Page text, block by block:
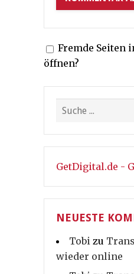
Fremde Seiten
öffnen?
GetDigital.de -
NEUESTE
Tobi zu
wieder online